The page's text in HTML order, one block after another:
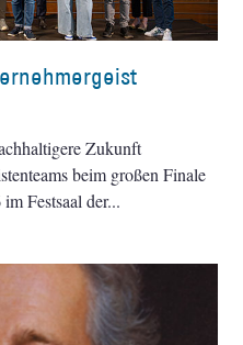
Zukunft
beim großen Finale
Festsaal der